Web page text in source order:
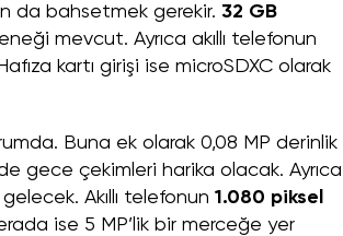
da bahsetmek gerekir. 32 GB
mevcut. Ayrıca akıllı telefonun
kartı girişi ise microSDXC olarak
Buna ek olarak 0,08 MP derinlik
gece çekimleri harika olacak. Ayrıca
Akıllı telefonun 1.080 piksel
ise 5 MP’lik bir merceğe yer